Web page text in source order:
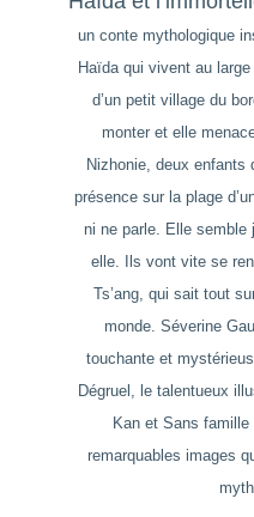
un conte mythologique
Haïda qui vivent au
d’un petit village du
monter et elle
Nizhonie, deux enfants
présence sur la plage
ni ne parle. Elle semble
elle. Ils vont vite se
Ts’ang, qui sait tout
monde. Séverine
touchante et
Dégruel, le talentueux
Kan etSans famille
remarquables images